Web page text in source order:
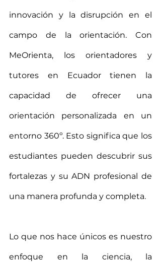
innovación y la disrupción en el
campo de la orientación. Con
MeOrienta, los orientadores y
tutores en Ecuador tienen la
capacidad de ofrecer una
orientación personalizada en un
entorno 360º. Esto significa que los
estudiantes pueden descubrir sus
fortalezas y su ADN profesional de
una manera profunda y completa.
Lo que nos hace únicos es nuestro
enfoque en la ciencia, la